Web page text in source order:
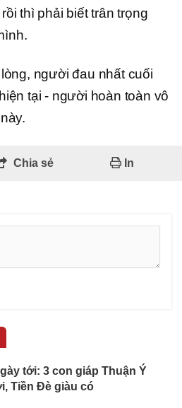
thì phải biết trân trọng
người đau nhất cuối
tại - người hoàn toàn vô
Chia sẻ In
tới: 3 con giáp Thuận Ý
Tiền Đè giàu có